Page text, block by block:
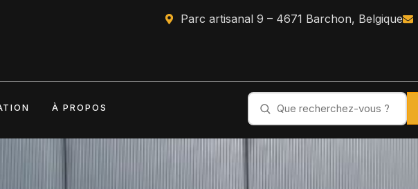
Parc artisanal 9 – 4671 Barchon, Belgique
À PROPOS